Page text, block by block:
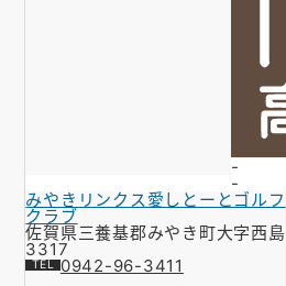
-
-
みやきリンクス愛しとーとゴルフ
クラブ
佐賀県三養基郡みやき町大字西島
3317
0942-96-3411